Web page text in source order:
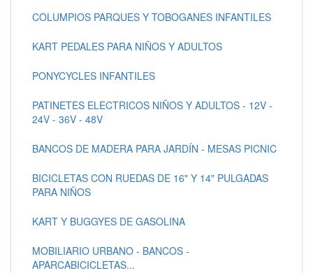
COLUMPIOS PARQUES Y TOBOGANES INFANTILES
KART PEDALES PARA NIÑOS Y ADULTOS
PONYCYCLES INFANTILES
PATINETES ELECTRICOS NIÑOS Y ADULTOS - 12V -
24V - 36V - 48V
BANCOS DE MADERA PARA JARDÍN - MESAS PICNIC
BICICLETAS CON RUEDAS DE 16" Y 14" PULGADAS
PARA NIÑOS
KART Y BUGGYES DE GASOLINA
MOBILIARIO URBANO - BANCOS -
APARCABICICLETAS...